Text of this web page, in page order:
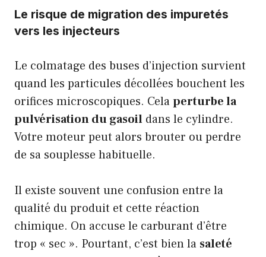
Le risque de migration des impuretés
vers les injecteurs
Le colmatage des buses d’injection survient
quand les particules décollées bouchent les
orifices microscopiques. Celaperturbe la
pulvérisation du gasoil dans le cylindre.
Votre moteur peut alors brouter ou perdre
de sa souplesse habituelle.
Il existe souvent une confusion entre la
qualité du produit et cette réaction
chimique. On accuse le carburant d’être
trop « sec ». Pourtant, c’est bien la saleté